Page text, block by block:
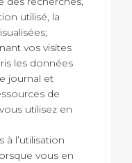
utilisé, la
vos visites
les données
journal et
de
utilisez en
à l’utilisation
vous en